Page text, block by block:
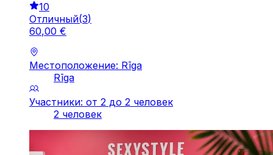
10
Отличный(3)
60,00 €
Местоположение: Rīga
Rīga
Участники: от 2 до 2 человек
2 человек